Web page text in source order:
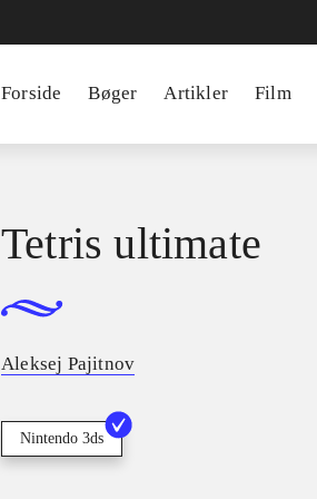
Forside Bøger Artikler Film
Tetris ultimate
Aleksej Pajitnov
Nintendo 3ds